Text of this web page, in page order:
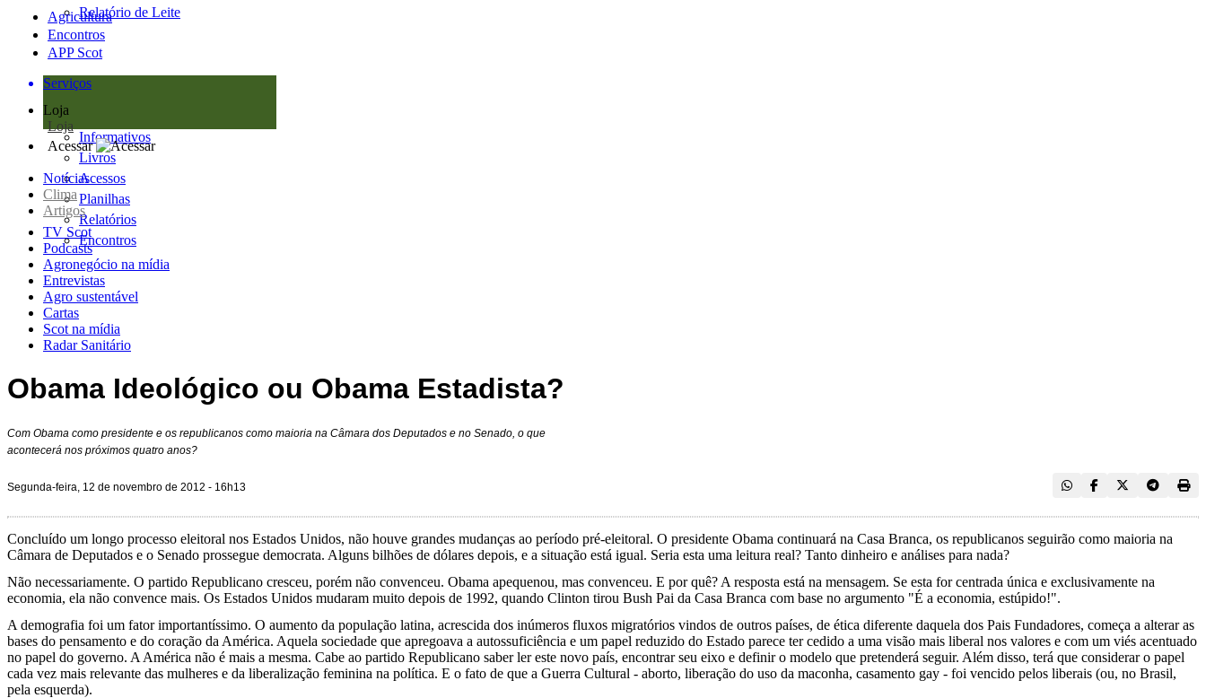
Relatório de Leite
Agricultura
Encontros
APP Scot
Serviços
Loja
Loja
Informativos
Livros
Acessos
Planilhas
Relatórios
Encontros
Acessar
Notícias
Clima
Artigos
TV Scot
Podcasts
Agronegócio na mídia
Entrevistas
Agro sustentável
Cartas
Scot na mídia
Radar Sanitário
Obama Ideológico ou Obama Estadista?
Com Obama como presidente e os republicanos como maioria na Câmara dos Deputados e no Senado, o que
acontecerá nos próximos quatro anos?
Segunda-feira, 12 de novembro de 2012 - 16h13
Concluído um longo processo eleitoral nos Estados Unidos, não houve grandes mudanças ao período pré-eleitoral. O presidente Obama continuará na Casa Branca, os republicanos seguirão como maioria na
Câmara de Deputados e o Senado prossegue democrata. Alguns bilhões de dólares depois, e a situação está igual. Seria esta uma leitura real? Tanto dinheiro e análises para nada?
Não necessariamente. O partido Republicano cresceu, porém não convenceu. Obama apequenou, mas convenceu. E por quê? A resposta está na mensagem. Se esta for centrada única e exclusivamente na
economia, ela não convence mais. Os Estados Unidos mudaram muito depois de 1992, quando Clinton tirou Bush Pai da Casa Branca com base no argumento "É a economia, estúpido!".
A demografia foi um fator importantíssimo. O aumento da população latina, acrescida dos inúmeros fluxos migratórios vindos de outros países, de ética diferente daquela dos Pais Fundadores, começa a alterar as
bases do pensamento e do coração da América. Aquela sociedade que apregoava a autossuficiência e um papel reduzido do Estado parece ter cedido a uma visão mais liberal nos valores e com um viés acentuado
no papel do governo. A América não é mais a mesma. Cabe ao partido Republicano saber ler este novo país, encontrar seu eixo e definir o modelo que pretenderá seguir. Além disso, terá que considerar o papel
cada vez mais relevante das mulheres e da liberalização feminina na política. E o fato de que a Guerra Cultural - aborto, liberação do uso da maconha, casamento gay - foi vencido pelos liberais (ou, no Brasil,
pela esquerda).